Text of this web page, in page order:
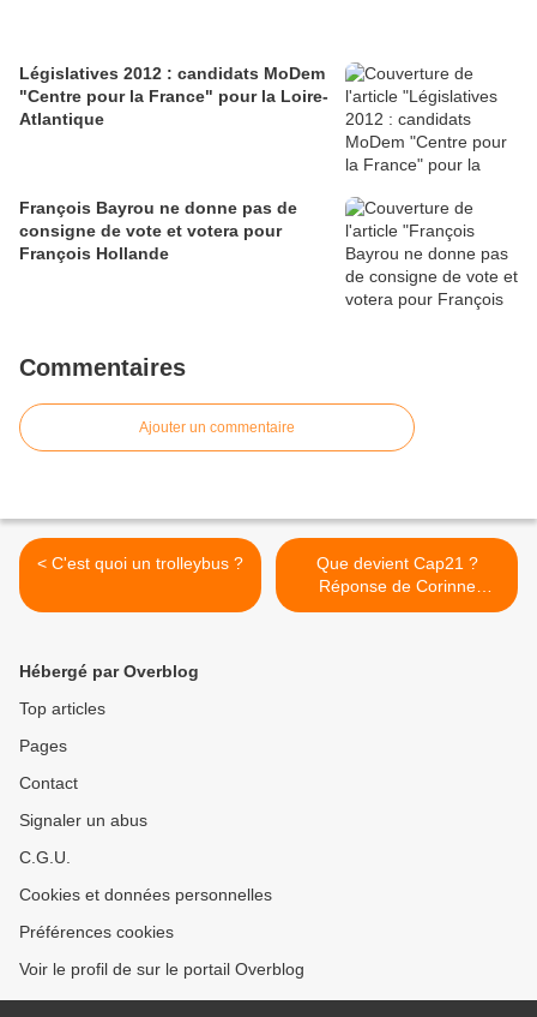
Législatives 2012 : candidats MoDem
"Centre pour la France" pour la Loire-
Atlantique
François Bayrou ne donne pas de
consigne de vote et votera pour
François Hollande
Commentaires
Ajouter un commentaire
< C'est quoi un trolleybus ?
Que devient Cap21 ?
Réponse de Corinne
Lepage >
Hébergé par Overblog
Top articles
Pages
Contact
Signaler un abus
C.G.U.
Cookies et données personnelles
Préférences cookies
Voir le profil de sur le portail Overblog